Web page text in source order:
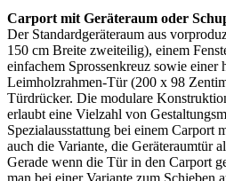
Carport mit Geräteraum oder
Der Standardgeräteraum aus
150 cm Breite zweiteilig), einem
einfachem Sprossenkreuz sowie einer
Leimholzrahmen-Tür (200 x 98
Türdrücker. Die modulare
erlaubt eine Vielzahl von
Spezialausstattung bei einem Carport
auch die Variante, die Geräteraumtür
Gerade wenn die Tür in den Carport